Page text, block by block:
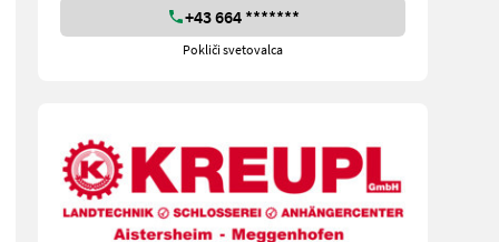
+43 664 *******
Pokliči svetovalca